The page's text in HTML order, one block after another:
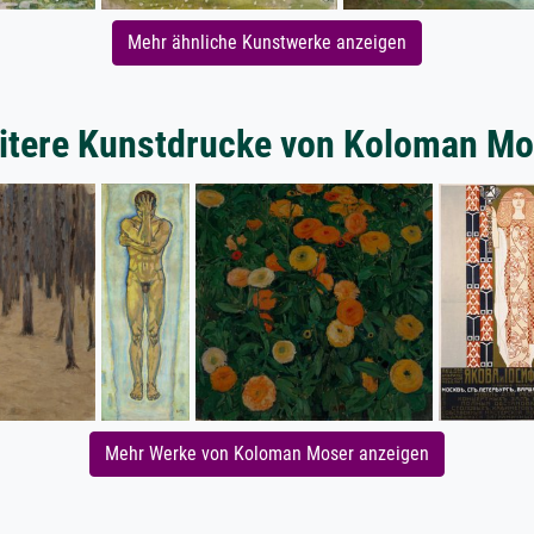
Mehr ähnliche Kunstwerke anzeigen
Kunstdrucke von Koloman
Mehr Werke von Koloman Moser anzeigen